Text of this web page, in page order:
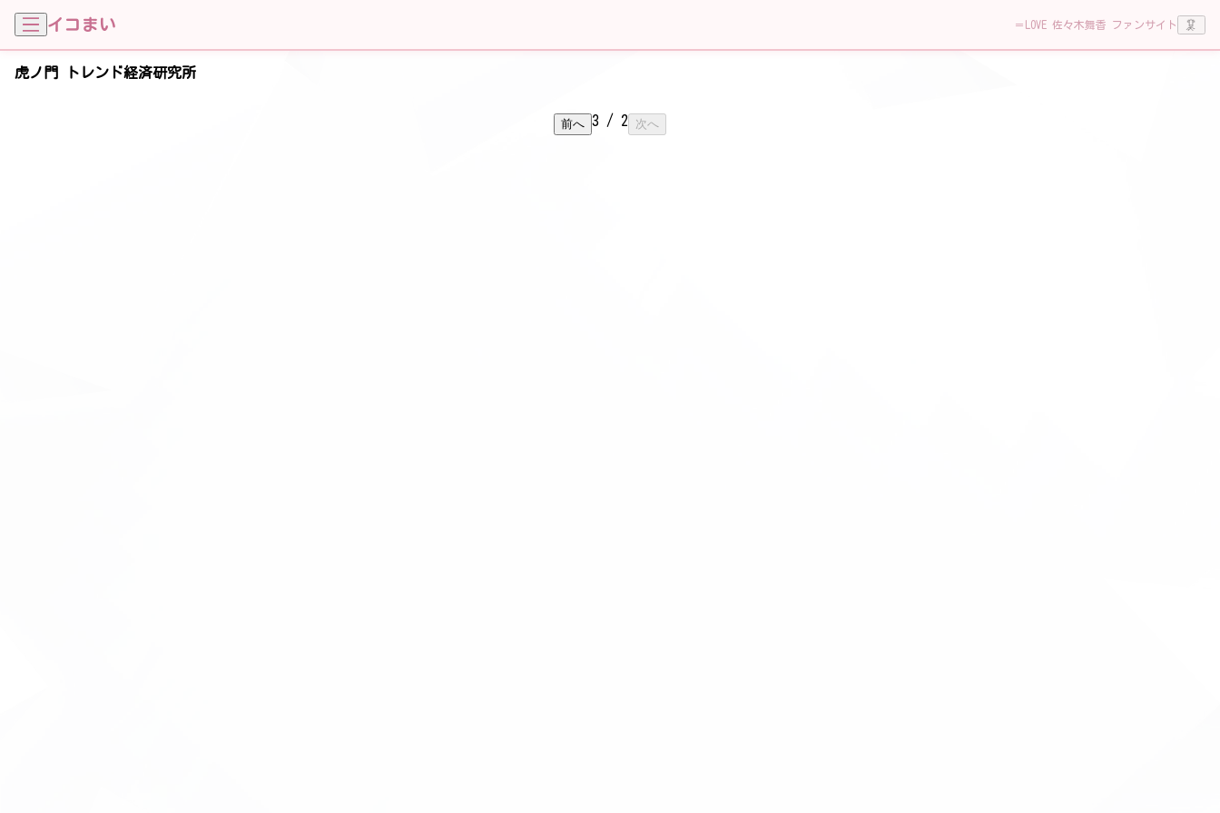
イコまい ＝LOVE 佐々木舞香 ファンサイト 🦑
虎ノ門 トレンド経済研究所
前へ 3 / 2 次へ